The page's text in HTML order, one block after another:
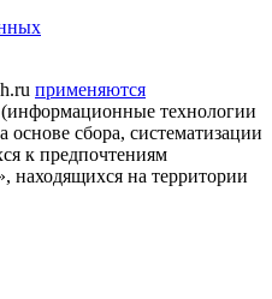
применяются
(информационные технологии
сбора, систематизации
к предпочтениям
находящихся на территории